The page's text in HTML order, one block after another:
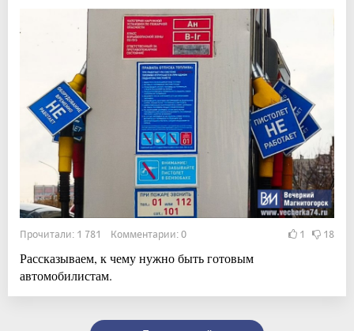
Прочитали: 1 781 Комментарии: 0 1 18
Рассказываем, к чему нужно быть готовым
автомобилистам.